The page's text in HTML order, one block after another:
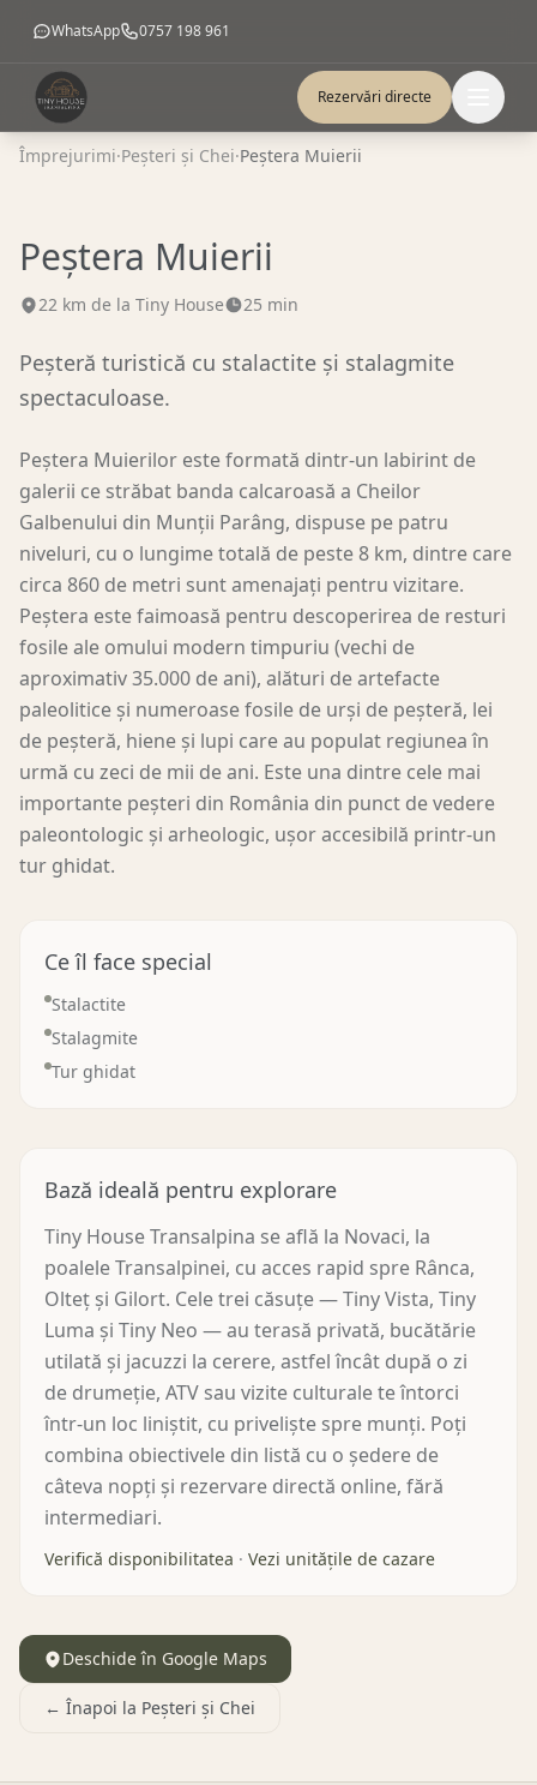
WhatsApp 0757 198 961
Rezervări directe
Împrejurimi·Peșteri și Chei·Peștera Muierii
Peștera Muierii
22 km de la Tiny House 25 min
Peșteră turistică cu stalactite și stalagmite
spectaculoase.
Peștera Muierilor este formată dintr-un labirint de
galerii ce străbat banda calcaroasă a Cheilor
Galbenului din Munții Parâng, dispuse pe patru
niveluri, cu o lungime totală de peste 8 km, dintre care
circa 860 de metri sunt amenajați pentru vizitare.
Peștera este faimoasă pentru descoperirea de resturi
fosile ale omului modern timpuriu (vechi de
aproximativ 35.000 de ani), alături de artefacte
paleolitice și numeroase fosile de urși de peșteră, lei
de peșteră, hiene și lupi care au populat regiunea în
urmă cu zeci de mii de ani. Este una dintre cele mai
importante peșteri din România din punct de vedere
paleontologic și arheologic, ușor accesibilă printr-un
tur ghidat.
Ce îl face special
Stalactite
Stalagmite
Tur ghidat
Bază ideală pentru explorare
Tiny House Transalpina se află la Novaci, la
poalele Transalpinei, cu acces rapid spre Rânca,
Olteț și Gilort. Cele trei căsuțe — Tiny Vista, Tiny
Luma și Tiny Neo — au terasă privată, bucătărie
utilată și jacuzzi la cerere, astfel încât după o zi
de drumeție, ATV sau vizite culturale te întorci
într-un loc liniștit, cu priveliște spre munți. Poți
combina obiectivele din listă cu o ședere de
câteva nopți și rezervare directă online, fără
intermediari.
Verifică disponibilitatea · Vezi unitățile de cazare
Deschide în Google Maps
← Înapoi la Peșteri și Chei